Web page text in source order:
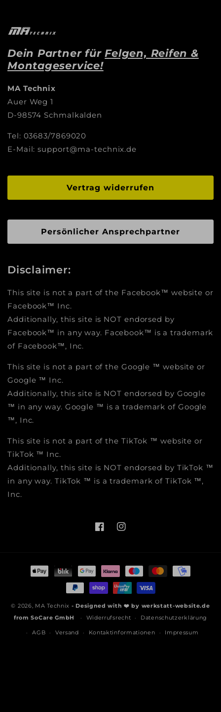
Dein Partner fürFelgen, Reifen &
Montageservice!
MA Technix
Auer Weg 1
D-98574 Schmalkalden
Tel: 03683/7869020
E-Mail: support@ma-technix.de
Vertrag widerrufen
Persönlicher Ansprechpartner
Disclaimer:
This site is not a part of the Facebook™ website or
Facebook™ Inc.
Additionally, this site is NOT endorsed by
Facebook™ in any way. Facebook™ is a trademark
of Facebook™, Inc.
This site is not a part of the Google ™ website or
Google ™ Inc.
Additionally, this site is NOT endorsed by Google
™ in any way. Google ™ is a trademark of Google
™, Inc.
This site is not a part of the TikTok ™ website or
TikTok ™ Inc.
Additionally, this site is NOT endorsed by TikTok ™
in any way. TikTok ™ is a trademark of TikTok ™,
Inc.
FacebookInstagram
Zahlungsmethoden
© 2026, MA Technix - Designed with ❤️ by werkstatt-website.de
fromSoCare GmbH Widerrufsrecht Datenschutzerklärung
AGB Versand Kontaktinformationen Impressum